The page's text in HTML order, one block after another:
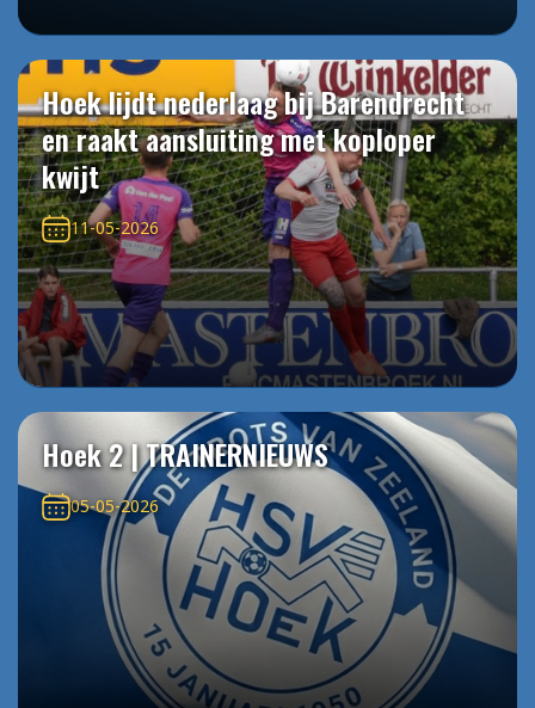
Hoek lijdt nederlaag bij Barendrecht
en raakt aansluiting met koploper
kwijt
11-05-2026
Hoek 2 | TRAINERNIEUWS
05-05-2026